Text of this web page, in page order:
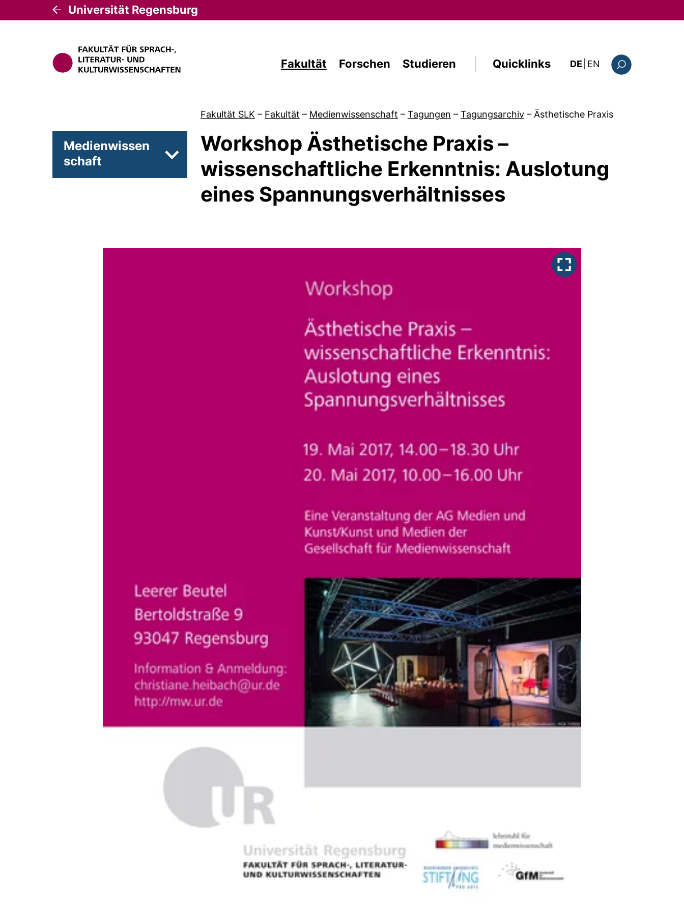
Universität Regensburg
Fakultät Forschen Studieren Quicklinks DE EN : this page in
Fakultät SLK – Fakultät – Medienwissenschaft – Tagungen – Tagungsarchiv – Ästhetische Praxis
Medienwissen
schaft
Unterseiten von Studium
Workshop Ästhetische Praxis –
wissenschaftliche Erkenntnis: Auslotung
eines Spannungsverhältnisses